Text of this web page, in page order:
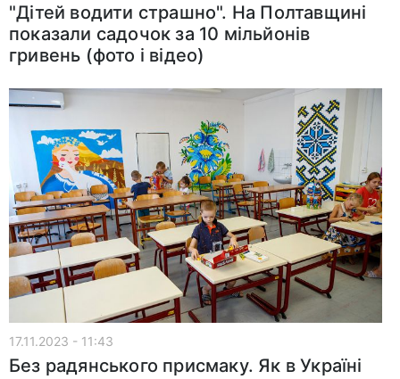
"Дітей водити страшно". На Полтавщині
показали садочок за 10 мільйонів
гривень (фото і відео)
17.11.2023 - 11:43
Без радянського присмаку. Як в Україні